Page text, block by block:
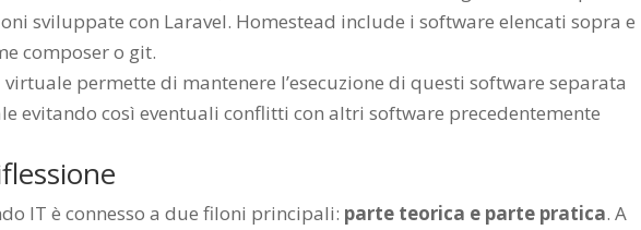
sviluppate con Laravel. Homestead include i software elencati sopra e
composer o git.
permette di mantenere l’esecuzione di questi software separata
evitando così eventuali conflitti con altri software precedentemente
IT è connesso a due filoni principali: parte teorica e parte pratica. A